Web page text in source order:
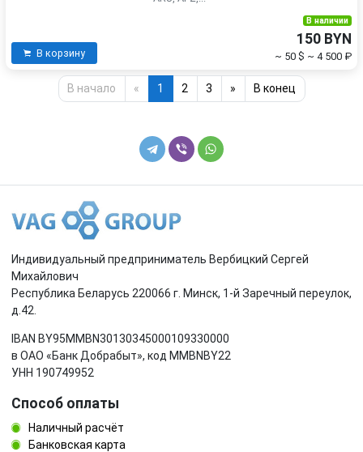
В корзину
В наличии
150 BYN
~ 50 $ ~ 4 500 ₽
В начало « 1 2 3 » В конец
Индивидуальный предприниматель Вербицкий Сергей
Михайлович
Республика Беларусь 220066 г. Минск, 1-й Заречный переулок,
д.42.
IBAN BY95MMBN30130345000109330000
в ОАО «Банк Добрабыт», код MMBNBY22
УНН 190749952
Способ оплаты
Наличный расчёт
Банковская карта